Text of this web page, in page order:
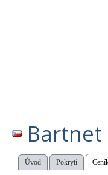
Bartnet
Úvod Pokrytí